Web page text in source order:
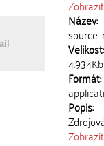
Název:
Velikost:
4.934Kb
Formát:
Popis: